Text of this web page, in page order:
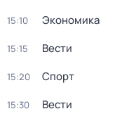
15:10 Экономика
15:15 Вести
15:20 Спорт
15:30 Вести